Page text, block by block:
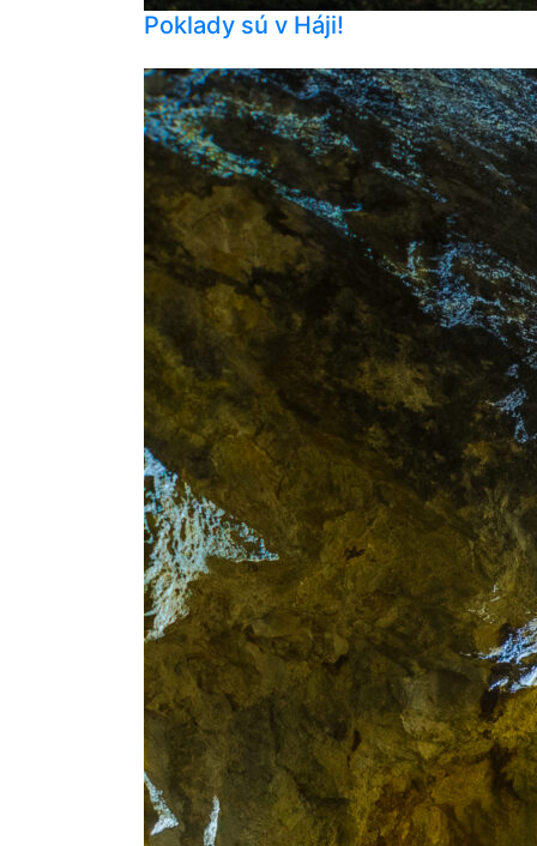
Poklady sú v Háji!